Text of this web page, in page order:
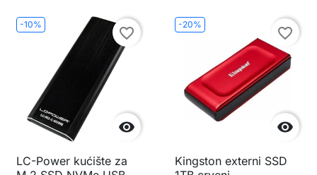
-10%

favorite_border
LC-Power kućište za
-20%

favorite_border
Kingston externi SSD